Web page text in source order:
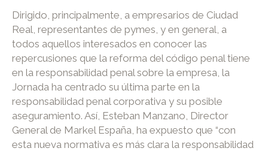
Dirigido, principalmente, a empresarios de Ciudad
Real, representantes de pymes, y en general, a
todos aquellos interesados en conocer las
repercusiones que la reforma del código penal tiene
en la responsabilidad penal sobre la empresa, la
Jornada ha centrado su última parte en la
responsabilidad penal corporativa y su posible
aseguramiento. Así, Esteban Manzano, Director
General de Markel España, ha expuesto que “con
esta nueva normativa es más clara la responsabilidad